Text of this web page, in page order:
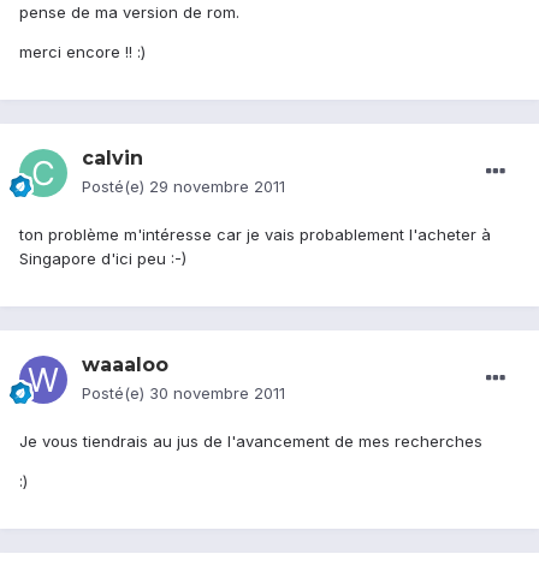
pense de ma version de rom.
merci encore !! :)
calvin
Posté(e) 29 novembre 2011
ton problème m'intéresse car je vais probablement l'acheter à
Singapore d'ici peu :-)
waaaloo
Posté(e) 30 novembre 2011
Je vous tiendrais au jus de l'avancement de mes recherches
:)